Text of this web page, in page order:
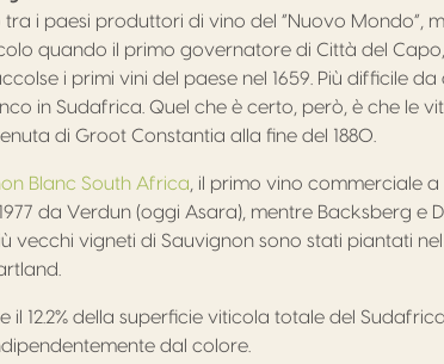
tra i paesi produttori di vino del “Nuovo Mondo”,
quando il primo governatore di Città del
i primi vini del paese nel 1659. Più difficile
in Sudafrica. Quel che è certo, però, è che le
di Groot Constantia alla fine del 1880.
Blanc South Africa , il primo vino commerciale a
da Verdun (oggi Asara), mentre Backsberg e
vecchi vigneti di Sauvignon sono stati piantati nel
il 12.2% della superficie viticola totale del
dal colore.